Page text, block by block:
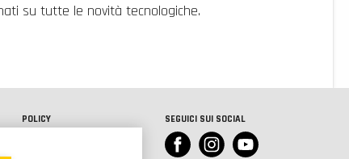
su tutte le novità tecnologiche.
POLICY SEGUICI SUI SOCIAL